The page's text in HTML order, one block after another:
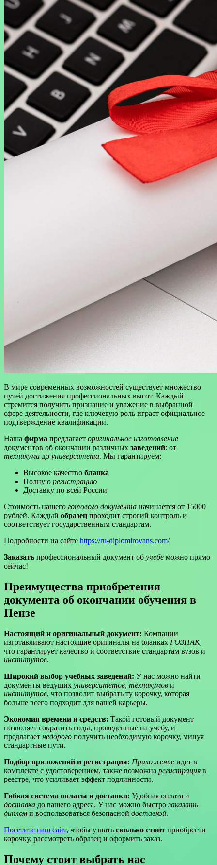
В мире современных возможностей существует множество
путей достижения профессиональных высот. Каждый
стремится получить признание и уважение в выбранной
сфере деятельности, где ключевую роль играет официальное
подтверждение квалификации.
Наша фирма предлагает оригинальное изготовление
документов об окончании различных заведений: от
техникума до университета. Мы гарантируем:
Высокое качество бланка
Полную регистрацию
Доставку по всей России
Стоимость нашего готового документа начинается от 15000
рублей. Каждый образец проходит строгий контроль и
соответствует государственным стандартам.
Подробности на сайте https://ru-diplomirovans.com/
Заказать профессиональный документ об учебе можно прямо
сейчас!
Преимущества приобретения
документа об окончании обучения в
Пензе
Настоящий и оригинальный документ: Компании
изготавливают настоящие оригиналы на бланках ГОЗНАК,
что гарантирует качество и соответствие стандартам вузов и
институтов.
Широкий выбор учебных заведений: У нас можно найти
документы ведущих университетов, техникумов и
институтов, что позволит выбрать ту корочку, которая
больше всего подходит для вашей карьеры.
Экономия времени и средств: Такой готовый документ
позволяет сократить годы, проведенные на учебу, и
предлагает недорого получить необходимую корочку, минуя
стандартные пути.
Подбор приложений и регистрация: Приложение идет в
комплекте с удостоверением, также возможна регистрация в
реестре, что усиливает эффект подлинности.
Гибкая система оплаты и доставки: Удобная оплата и
доставка до вашего адреса. У нас можно быстро заказать
диплом и воспользоваться безопасной доставкой.
Посетите наш сайт, чтобы узнать сколько стоит приобрести
корочку, рассмотреть образец и оформить заказ.
Почему стоит выбрать нас